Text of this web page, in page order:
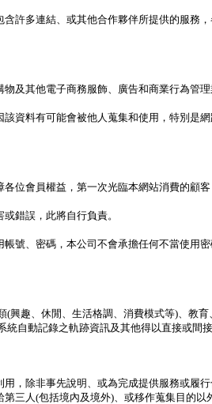
許多連結、或其他合作夥伴所提供的服務
及其他電子商務服飾、廣告和商業行為管
資料有可能會被他人蒐集和使用，特別是網
位會員權益，第一次光臨本網站消費的顧
錯誤，此將自行負責。
號、密碼，本公司不會承擔任何不當使用密
興趣、休閒、生活格調、消費模式等)、教
自動記錄之軌跡資訊及其他得以直接或間
，除非事先說明、或為完成提供服務或履
三人(包括境內及境外)、或移作蒐集目的以